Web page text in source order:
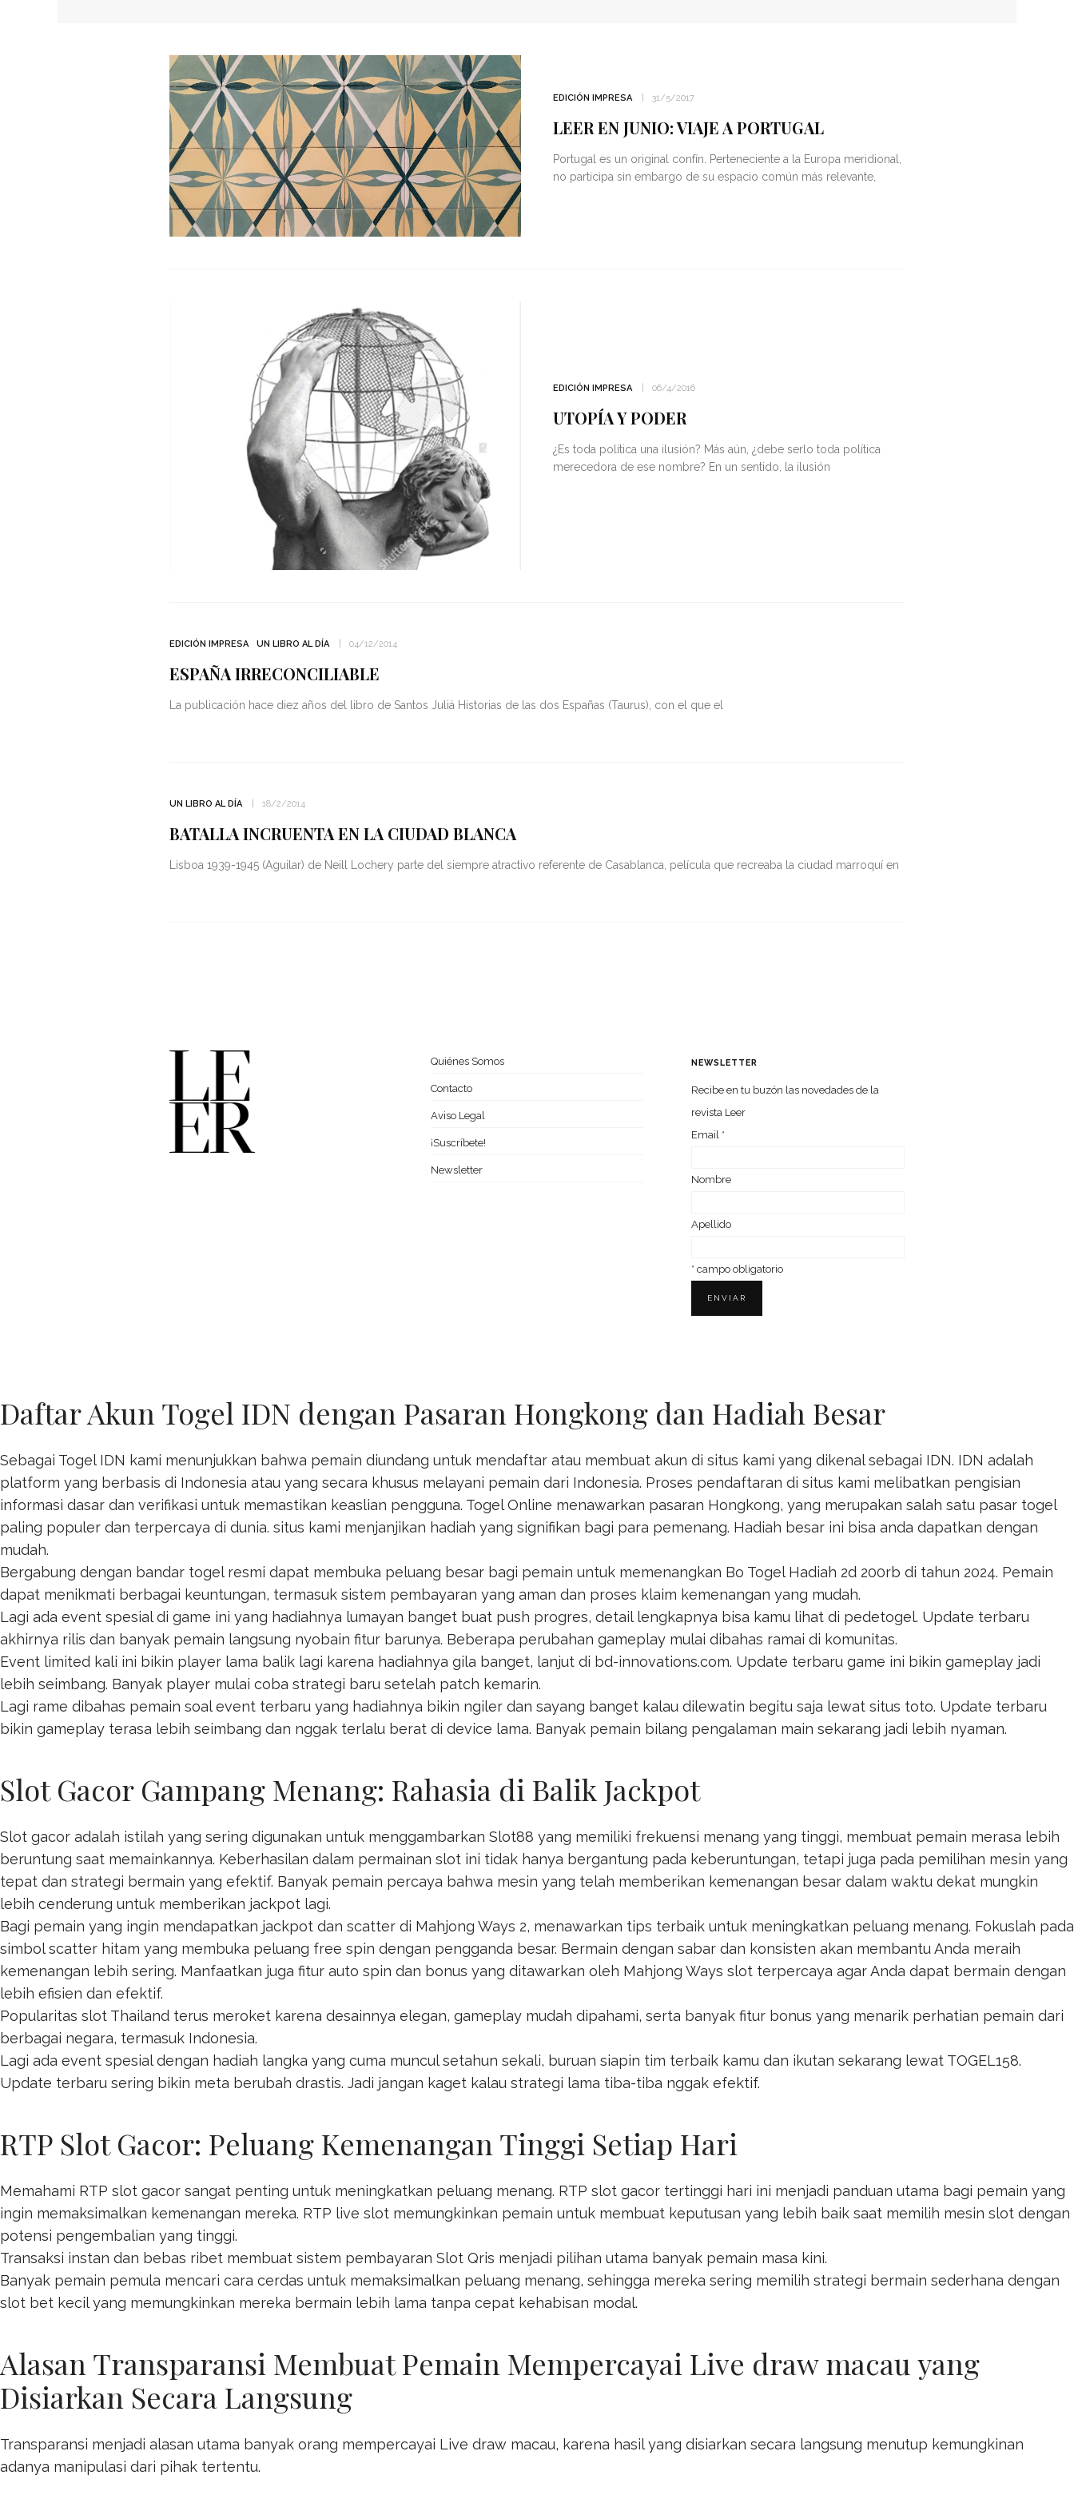
EDICIÓN IMPRESA 31/5/2017
LEER EN JUNIO: VIAJE A PORTUGAL
Portugal es un original confín. Perteneciente a la Europa meridional,
no participa sin embargo de su espacio común más relevante,
EDICIÓN IMPRESA 06/4/2016
UTOPÍA Y PODER
¿Es toda política una ilusión? Más aún, ¿debe serlo toda política
merecedora de ese nombre? En un sentido, la ilusión
EDICIÓN IMPRESA UN LIBRO AL DÍA 04/12/2014
ESPAÑA IRRECONCILIABLE
La publicación hace diez años del libro de Santos Juliá Historias de las dos Españas (Taurus), con el que el
UN LIBRO AL DÍA 18/2/2014
BATALLA INCRUENTA EN LA CIUDAD BLANCA
Lisboa 1939-1945 (Aguilar) de Neill Lochery parte del siempre atractivo referente de Casablanca, película que recreaba la ciudad marroquí en
Quiénes Somos
Contacto
Aviso Legal
¡Suscríbete!
Newsletter
NEWSLETTER
Recibe en tu buzón las nove­da­des de la
revista Leer
Email *
Nom­bre
Ape­llido
* campo obligatorio
Daftar Akun Togel IDN dengan Pasaran Hongkong dan Hadiah Besar
Sebagai Togel IDN kami menunjukkan bahwa pemain diundang untuk mendaftar atau membuat akun di situs kami yang dikenal sebagai IDN. IDN adalah
platform yang berbasis di Indonesia atau yang secara khusus melayani pemain dari Indonesia. Proses pendaftaran di situs kami melibatkan pengisian
informasi dasar dan verifikasi untuk memastikan keaslian pengguna. Togel Online menawarkan pasaran Hongkong, yang merupakan salah satu pasar togel
paling populer dan terpercaya di dunia. situs kami menjanjikan hadiah yang signifikan bagi para pemenang. Hadiah besar ini bisa anda dapatkan dengan
mudah.
Bergabung dengan bandar togel resmi dapat membuka peluang besar bagi pemain untuk memenangkan Bo Togel Hadiah 2d 200rb di tahun 2024. Pemain
dapat menikmati berbagai keuntungan, termasuk sistem pembayaran yang aman dan proses klaim kemenangan yang mudah.
Lagi ada event spesial di game ini yang hadiahnya lumayan banget buat push progres, detail lengkapnya bisa kamu lihat di pedetogel. Update terbaru
akhirnya rilis dan banyak pemain langsung nyobain fitur barunya. Beberapa perubahan gameplay mulai dibahas ramai di komunitas.
Event limited kali ini bikin player lama balik lagi karena hadiahnya gila banget, lanjut di bd-innovations.com. Update terbaru game ini bikin gameplay jadi
lebih seimbang. Banyak player mulai coba strategi baru setelah patch kemarin.
Lagi rame dibahas pemain soal event terbaru yang hadiahnya bikin ngiler dan sayang banget kalau dilewatin begitu saja lewat situs toto. Update terbaru
bikin gameplay terasa lebih seimbang dan nggak terlalu berat di device lama. Banyak pemain bilang pengalaman main sekarang jadi lebih nyaman.
Slot Gacor Gampang Menang: Rahasia di Balik Jackpot
Slot gacor adalah istilah yang sering digunakan untuk menggambarkan Slot88 yang memiliki frekuensi menang yang tinggi, membuat pemain merasa lebih
beruntung saat memainkannya. Keberhasilan dalam permainan slot ini tidak hanya bergantung pada keberuntungan, tetapi juga pada pemilihan mesin yang
tepat dan strategi bermain yang efektif. Banyak pemain percaya bahwa mesin yang telah memberikan kemenangan besar dalam waktu dekat mungkin
lebih cenderung untuk memberikan jackpot lagi.
Bagi pemain yang ingin mendapatkan jackpot dan scatter di Mahjong Ways 2, menawarkan tips terbaik untuk meningkatkan peluang menang. Fokuslah pada
simbol scatter hitam yang membuka peluang free spin dengan pengganda besar. Bermain dengan sabar dan konsisten akan membantu Anda meraih
kemenangan lebih sering. Manfaatkan juga fitur auto spin dan bonus yang ditawarkan oleh Mahjong Ways slot terpercaya agar Anda dapat bermain dengan
lebih efisien dan efektif.
Popularitas slot Thailand terus meroket karena desainnya elegan, gameplay mudah dipahami, serta banyak fitur bonus yang menarik perhatian pemain dari
berbagai negara, termasuk Indonesia.
Lagi ada event spesial dengan hadiah langka yang cuma muncul setahun sekali, buruan siapin tim terbaik kamu dan ikutan sekarang lewat TOGEL158.
Update terbaru sering bikin meta berubah drastis. Jadi jangan kaget kalau strategi lama tiba-tiba nggak efektif.
RTP Slot Gacor: Peluang Kemenangan Tinggi Setiap Hari
Memahami RTP slot gacor sangat penting untuk meningkatkan peluang menang. RTP slot gacor tertinggi hari ini menjadi panduan utama bagi pemain yang
ingin memaksimalkan kemenangan mereka. RTP live slot memungkinkan pemain untuk membuat keputusan yang lebih baik saat memilih mesin slot dengan
potensi pengembalian yang tinggi.
Transaksi instan dan bebas ribet membuat sistem pembayaran Slot Qris menjadi pilihan utama banyak pemain masa kini.
Banyak pemain pemula mencari cara cerdas untuk memaksimalkan peluang menang, sehingga mereka sering memilih strategi bermain sederhana dengan
slot bet kecilyang memungkinkan mereka bermain lebih lama tanpa cepat kehabisan modal.
Alasan Transparansi Membuat Pemain Mempercayai Live draw macau yang
Disiarkan Secara Langsung
Transparansi menjadi alasan utama banyak orang mempercayai Live draw macau, karena hasil yang disiarkan secara langsung menutup kemungkinan
adanya manipulasi dari pihak tertentu.